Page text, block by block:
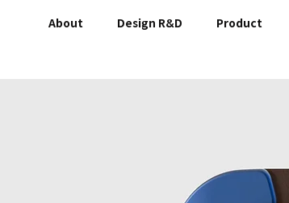
About Design R&D Product